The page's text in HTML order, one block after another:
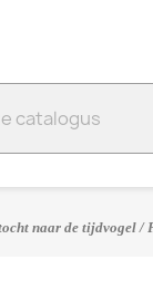
naar de tijdvogel /